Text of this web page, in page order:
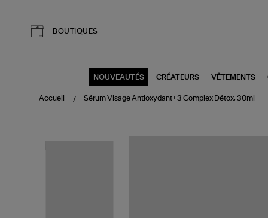
BOUTIQUES
NOUVEAUTÉS CRÉATEURS VÊTEMENTS
Accueil Sérum Visage Antioxydant+3 Complex Détox, 30ml